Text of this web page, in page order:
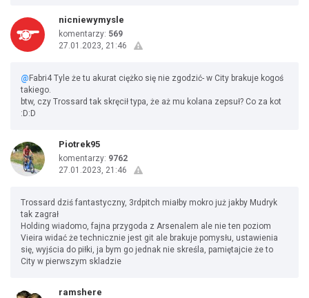
nicniewymysle
komentarzy: 569
27.01.2023, 21:46
@ Fabri4 Tyle że tu akurat ciężko się nie zgodzić- w City brakuje kogoś
takiego.
btw, czy Trossard tak skręcił typa, że aż mu kolana zepsuł? Co za kot
:D:D
Piotrek95
komentarzy: 9762
27.01.2023, 21:46
Trossard dziś fantastyczny, 3rdpitch miałby mokro już jakby Mudryk
tak zagrał
Holding wiadomo, fajna przygoda z Arsenalem ale nie ten poziom
Vieira widać że technicznie jest git ale brakuje pomysłu, ustawienia
się, wyjścia do piłki, ja bym go jednak nie skreśla, pamiętajcie że to
City w pierwszym skladzie
ramshere